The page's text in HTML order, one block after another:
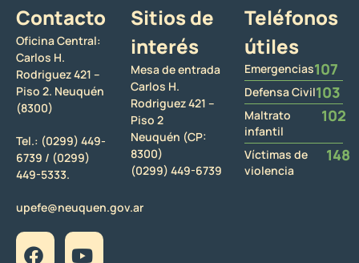
Contacto
Oficina Central:
Carlos H.
Rodriguez 421 –
Piso 2. Neuquén
(8300)
Tel.: (0299) 449-
6739 / (0299)
449-5333.
upefe@neuquen.gov.ar
Sitios de
interés
Mesa de entrada
Carlos H.
Rodriguez 421 –
Piso 2
Neuquén (CP:
8300)
(0299) 449-6739
Teléfonos
útiles
Emergencias107
Defensa Civil103
Maltrato
infantil
102
Víctimas de
violencia
148